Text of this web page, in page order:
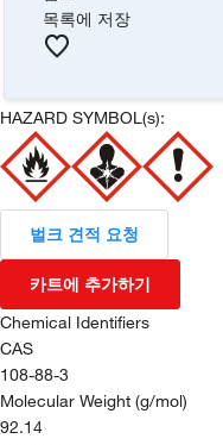
목록에 저장
HAZARD SYMBOL(s):
벌크 견적 요청
카트에 추가하기
Chemical Identifiers
CAS
108-88-3
Molecular Weight (g/mol)
92.14